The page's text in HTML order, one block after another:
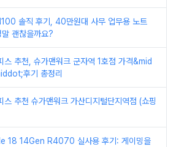
솔직 후기, 40만원대 사무 업무용 노트
괜찮을까요?
스 추천, 슈가맨워크 군자역 1호점 가격&mid
후기 총정리
스 추천 슈가맨워크 가산디지털단지역점 (쇼핑
18 14Gen R4070 실사용 후기: 게이밍을